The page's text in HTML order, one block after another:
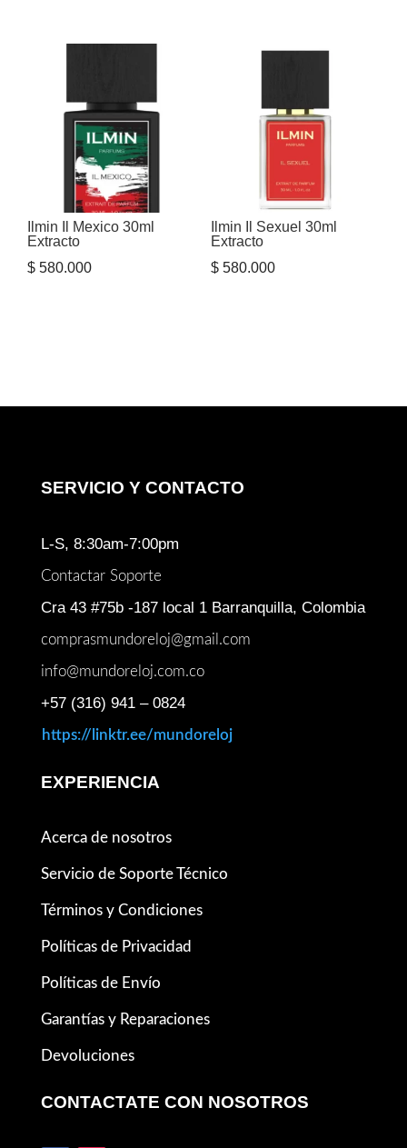
Ilmin Il Mexico 30ml
Extracto
$ 580.000
Ilmin Il Sexuel 30ml
Extracto
$580.000
SERVICIO Y CONTACTO
L-S, 8:30am-7:00pm
Contactar Soporte
Cra 43 #75b -187 local 1 Barranquilla, Colombia
comprasmundoreloj@gmail.com
info@mundoreloj.com.co
+57 (316) 941 – 0824
https://linktr.ee/mundoreloj
EXPERIENCIA
Acerca de nosotros
Servicio de Soporte Técnico
Términos y Condiciones
Políticas de Privacidad
Políticas de Envío
Garantías y Reparaciones
Devoluciones
CONTACTATE CON NOSOTROS